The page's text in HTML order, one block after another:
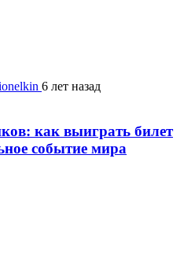
6 лет назад
как выиграть билет
событие мира